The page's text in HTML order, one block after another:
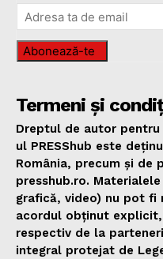
Abonează-te
Termeni și
Dreptul de autor
ul PRESShub este
România, precum și de
presshub.ro.
grafică, video) nu pot fi
acordul obținut explicit,
respectiv de la
integral protejat de